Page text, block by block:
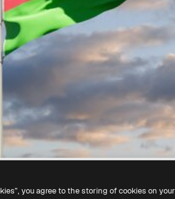
you agree to the storing of cookies on